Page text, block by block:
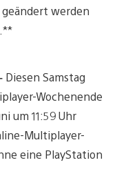
werden
Diesen Samstag
Wochenende
um 11:59 Uhr
Multiplayer-
eine PlayStation